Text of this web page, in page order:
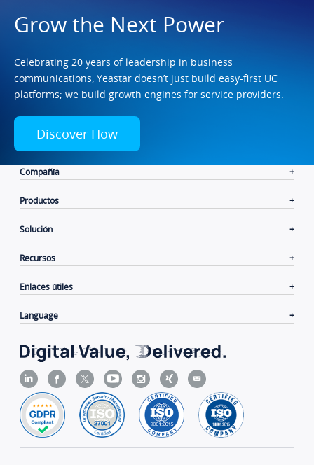
Grow the Next Power
Celebrating 20 years of leadership in business
communications, Yeastar doesn’t just build easy-first UC
platforms; we build growth engines for service providers.
Discover How
Compañía
Productos
Solución
Recursos
Enlaces útiles
Language